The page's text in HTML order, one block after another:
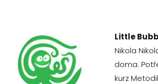
Little
Nikola
doma.
kurz